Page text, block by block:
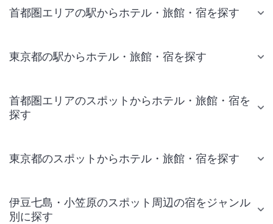
首都圏エリアの駅からホテル・旅館・宿を探す
東京都の駅からホテル・旅館・宿を探す
首都圏エリアのスポットからホテル・旅館・宿を
探す
東京都のスポットからホテル・旅館・宿を探す
伊豆七島・小笠原のスポット周辺の宿をジャンル
別に探す